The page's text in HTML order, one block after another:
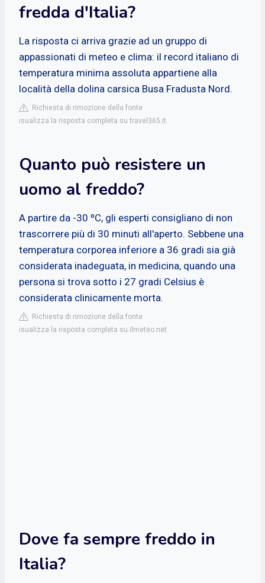
fredda d'Italia?
La risposta ci arriva grazie ad un gruppo di
appassionati di meteo e clima: il record italiano di
temperatura minima assoluta appartiene alla
località della dolina carsica Busa Fradusta Nord.
Richiesta di rimozione della fonte
isualizza la risposta completa su travel365.it
Quanto può resistere un
uomo al freddo?
A partire da -30 ºC, gli esperti consigliano di non
trascorrere più di 30 minuti all'aperto. Sebbene una
temperatura corporea inferiore a 36 gradi sia già
considerata inadeguata, in medicina, quando una
persona si trova sotto i 27 gradi Celsius è
considerata clinicamente morta.
Richiesta di rimozione della fonte
isualizza la risposta completa su ilmeteo.net
Dove fa sempre freddo in
Italia?